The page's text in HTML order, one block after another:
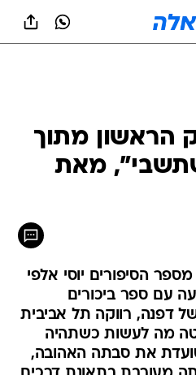
הראשון מתוך
מאת
הסיפורים יוסי אלפי
עם ספר ביכורים
דפנה, רווקה תל אביבית
מה לעשות כשתהיה
את סבתה האהובה,